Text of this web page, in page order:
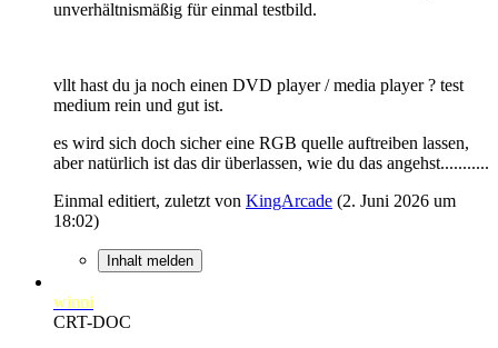
unverhältnismäßig für einmal testbild.
vllt hast du ja noch einen DVD player / media player ? test
medium rein und gut ist.
es wird sich doch sicher eine RGB quelle auftreiben lassen,
aber natürlich ist das dir überlassen, wie du das angehst...........
Einmal editiert, zuletzt von KingArcade (2. Juni 2026 um
18:02)
Inhalt melden
winni
CRT-DOC